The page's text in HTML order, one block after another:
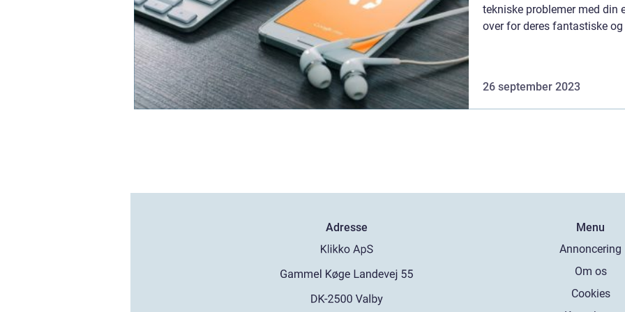
tekniske problemer med din
over for deres fantastiske
26 september 2023
Adresse
Menu
Annoncering
Om os
Cookies